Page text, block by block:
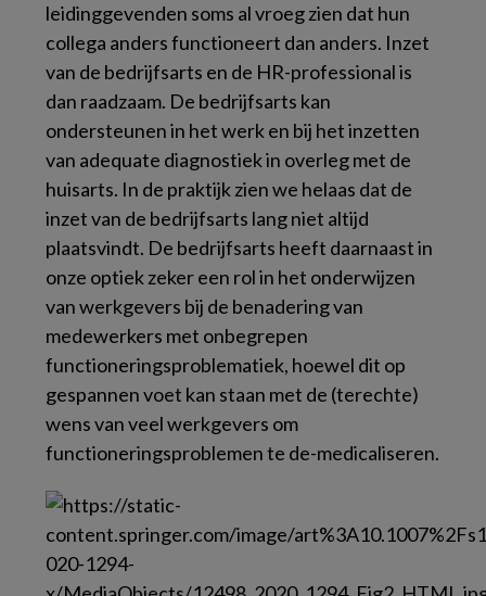
leidinggevenden soms al vroeg zien dat hun
collega anders functioneert dan anders. Inzet
van de bedrijfsarts en de HR-professional is
dan raadzaam. De bedrijfsarts kan
ondersteunen in het werk en bij het inzetten
van adequate diagnostiek in overleg met de
huisarts. In de praktijk zien we helaas dat de
inzet van de bedrijfsarts lang niet altijd
plaatsvindt. De bedrijfsarts heeft daarnaast in
onze optiek zeker een rol in het onderwijzen
van werkgevers bij de benadering van
medewerkers met onbegrepen
functioneringsproblematiek, hoewel dit op
gespannen voet kan staan met de (terechte)
wens van veel werkgevers om
functioneringsproblemen te de-medicaliseren.